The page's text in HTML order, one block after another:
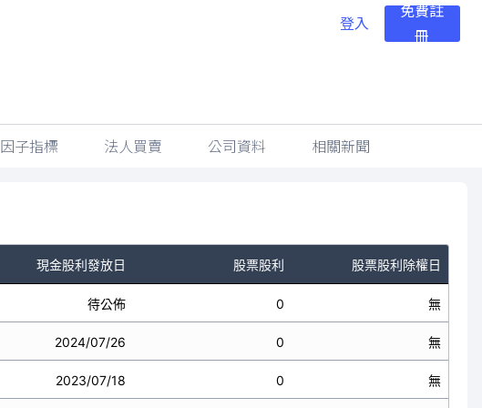
登入
免費註
冊
因子指標 法人買賣 公司資料 相關新聞
現金股利發放日 股票股利 股票股利除權日
待公佈 0 無
2024/07/26 0 無
2023/07/18 0 無